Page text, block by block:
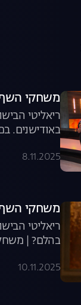
משחקי השף, עונה 8, פרק
באודישנים.
8.11.2025
משחקי השף, עונה 8, פרק 2:
ריאליטי
בהלם? |
10.11.2025